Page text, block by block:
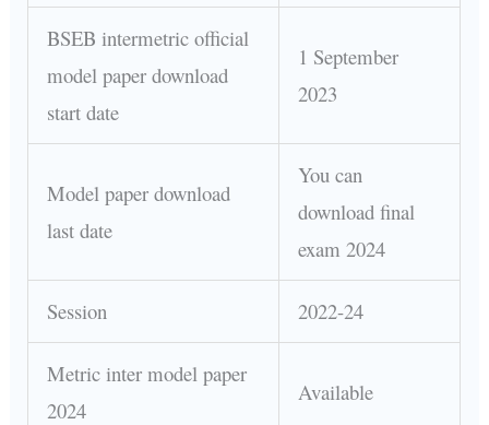
BSEB intermetric official
model paper download
start date
1 September
2023
Model paper download
last date
You can
download final
exam 2024
Session 2022-24
Metric inter model paper
2024
Available